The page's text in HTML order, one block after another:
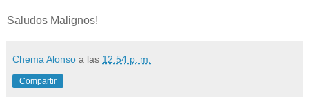
Saludos Malignos!
Chema Alonso a las 12:54 p. m.
Compartir